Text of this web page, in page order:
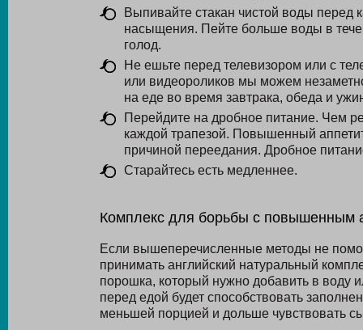
Выпивайте стакан чистой воды
насыщения. Пейте больше воды в
голод.
Не ешьте перед телевизором или с
или видеороликов мы можем
на еде во время завтрака, обеда и
Перейдите на дробное питание. Чем
каждой трапезой. Повышенный
причиной переедания. Дробное
Старайтесь есть медленнее.
Комплекс для борьбы с повышенным
Если вышеперечисленные методы не
принимать английский натуральный
порошка, который нужно добавить в воду
перед едой будет способствовать
меньшей порцией и дольше чувствовать